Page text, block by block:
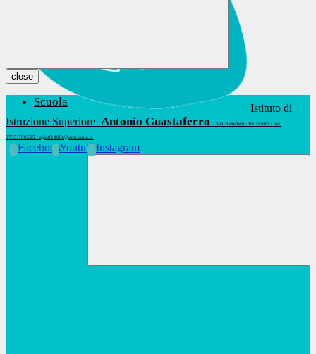
Istituto di
Istruzione Superiore Antonio Guastaferro San Benedetto del Tronto • Tel.
0735.780525 • apis01400t@istruzione.it
FacebookYoutubeInstagram
close
Scuola